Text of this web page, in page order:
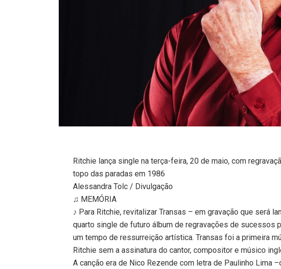
Ritchie lança single na terça-feira, 20 de maio, com
topo das paradas em 1986
Alessandra Tolc / Divulgação
♫ MEMÓRIA
♪ Para Ritchie, revitalizar Transas – em gravação que será
quarto single de futuro álbum de regravações de sucessos
um tempo de ressurreição artística. Transas foi a primeira
Ritchie sem a assinatura do cantor, compositor e músico
A canção era de Nico Rezende com letra de Paulinho Lima